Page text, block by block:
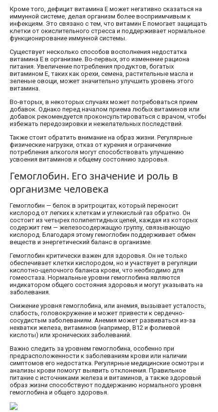
Кроме того, дефицит витамина E может негативно сказаться на
иммунной системе, делая организм более восприимчивым к
инфекциям. Это связано с тем, что витамин E помогает защищать
клетки от окислительного стресса и поддерживает нормальное
функционирование иммунной системы.
Существует несколько способов восполнения недостатка
витамина E в организме. Во-первых, это изменение рациона
питания. Увеличение потребления продуктов, богатых
витамином E, таких как орехи, семена, растительные масла и
зеленые овощи, может значительно улучшить уровень этого
витамина.
Во-вторых, в некоторых случаях может потребоваться прием
добавок. Однако перед началом приема любых витаминов или
добавок рекомендуется проконсультироваться с врачом, чтобы
избежать передозировки и нежелательных последствий.
Также стоит обратить внимание на образ жизни. Регулярные
физические нагрузки, отказ от курения и ограничение
потребления алкоголя могут способствовать улучшению
усвоения витаминов и общему состоянию здоровья.
Гемоглобин. Его значение и роль в
организме человека
Гемоглобин — белок в эритроцитах, который переносит
кислород от легких к клеткам и углекислый газ обратно. Он
состоит из четырех полипептидных цепей, каждая из которых
содержит гем — железосодержащую группу, связывающую
кислород. Благодаря этому гемоглобин поддерживает обмен
веществ и энергетический баланс в организме.
Гемоглобин критически важен для здоровья. Он не только
обеспечивает клетки кислородом, но и участвует в регуляции
кислотно-щелочного баланса крови, что необходимо для
гомеостаза. Нормальные уровни гемоглобина являются
индикатором общего состояния здоровья и могут указывать на
заболевания.
Снижение уровня гемоглобина, или анемия, вызывает усталость,
слабость, головокружение и может привести к сердечно-
сосудистым заболеваниям. Анемия может развиваться из-за
нехватки железа, витаминов (например, B12 и фолиевой
кислоты) или хронических заболеваний.
Важно следить за уровнем гемоглобина, особенно при
предрасположенности к заболеваниям крови или наличии
симптомов его недостатка. Регулярные медицинские осмотры и
анализы крови помогут выявить отклонения. Правильное
питание с источниками железа и витаминов, а также здоровый
образ жизни способствуют поддержанию нормального уровня
гемоглобина и общего здоровья.